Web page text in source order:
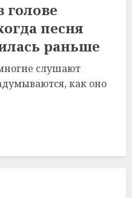
голове
песня
раньше
слушают
как оно